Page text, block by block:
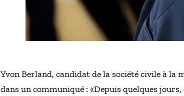
Yvon Berland, candidat de la société civile à la
dans un communiqué : «Depuis quelques